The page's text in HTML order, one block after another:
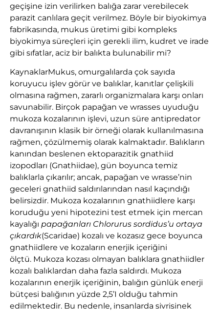
geçişine izin verilirken balığa zarar verebilecek
parazit canlılara geçit verilmez. Böyle bir biyokimya
fabrikasında, mukus üretimi gibi kompleks
biyokimya süreçleri için gerekli ilim, kudret ve irade
gibi sıfatlar, aciz bir balıkta bulunabilir mi?
KaynaklarMukus, omurgalılarda çok sayıda
koruyucu işlev görür ve balıklar, kanıtlar çelişkili
olmasına rağmen, zararlı organizmalara karşı onları
savunabilir. Birçok papağan ve wrasses uyuduğu
mukoza kozalarının işlevi, uzun süre antipredator
davranışının klasik bir örneği olarak kullanılmasına
rağmen, çözülmemiş olarak kalmaktadır. Balıkların
kanından beslenen ektoparazitik gnathiid
izopodları (Gnathiidae), gün boyunca temiz
balıklarla çıkarılır; ancak, papağan ve wrasse’nin
geceleri gnathiid saldırılarından nasıl kaçındığı
belirsizdir. Mukoza kozalarının gnathiidlere karşı
koruduğu yeni hipotezini test etmek için mercan
kayalığı papağanları Chlorurus sordidus’u ortaya
çıkardık(Scaridae) kozalı ve kozasız gece boyunca
gnathiidlere ve kozaların enerjik içeriğini
ölçtü. Mukoza kozası olmayan balıklara gnathiidler
kozalı balıklardan daha fazla saldırdı. Mukoza
kozalarının enerjik içeriğinin, balığın günlük enerji
bütçesi balığının yüzde 2,5’I olduğu tahmin
edilmektedir. Bu nedenle, insanlarda sivrisinek